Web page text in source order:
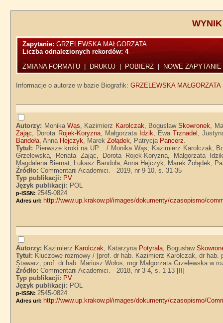
Zapytanie:GRZELEWSKA MAŁGORZATA
Liczba odnalezionych rekordów:4
ZMIANA FORMATU
DRUKUJ POBIERZ NOWE ZAPYTANIE
Informacje o autorze w bazie Biografik:GRZELEWSKA MAŁGORZATA
Autorzy: MonikaWąs, Kazimierz Karolczak, BogusławSkowronek,
Zając, Dorota Rojek-Koryzna, Małgorzata Idzik, Ewa Trznadel ,
Bandoła, Anna Hejczyk, MarekŻołądek, Patrycja Pancerz.
Tytuł: Pierwsze kroki na UP... / Monika Wąs, Kazimierz Karolczak,
Grzelewska, Renata Zając, Dorota Rojek-Koryzna, Małgorzata
Magdalena Biernat, Łukasz Bandoła, Anna Hejczyk, Marek Żołądek,
Źródło:Commentarii Academici. - 2019, nr 9-10, s. 31-35
Typ publikacji: PV
Język publikacji: POL
p-ISSN: 2545-0824
Adres url: http://www.up.krakow.pl/images/dokumenty/czasopismo/
Autorzy: Kazimierz Karolczak, Katarzyna Potyrała, Bogusław
Tytuł: Kluczowe rozmowy / [prof. dr hab. Kazimierz Karolczak, dr hab.
Stawarz, prof. dr hab. Mariusz Wołos, mgr Małgorzata Grzelewska w
Źródło:Commentarii Academici. - 2018, nr 3-4, s. 1-13 [II]
Typ publikacji: PV
Język publikacji: POL
p-ISSN: 2545-0824
Adres url: http://www.up.krakow.pl/images/dokumenty/czasopismo/